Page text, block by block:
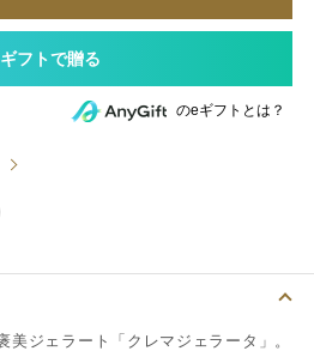
のeギフトとは？
美ジェラート「クレマジェラータ」。